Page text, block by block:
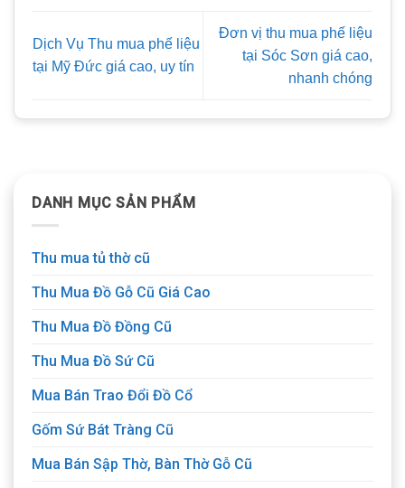
DANH MỤC SẢN PHẨM
Thu mua tủ thờ cũ
Thu Mua Đồ Gỗ Cũ Giá Cao
Thu Mua Đồ Đồng Cũ
Thu Mua Đồ Sứ Cũ
Mua Bán Trao Đổi Đồ Cổ
Gốm Sứ Bát Tràng Cũ
Mua Bán Sập Thờ, Bàn Thờ Gỗ Cũ
Dịch Vụ Thu mua phế liệu
tại Mỹ Đức giá cao, uy tín
Đơn vị thu mua phế liệu
tại Sóc Sơn giá cao,
nhanh chóng